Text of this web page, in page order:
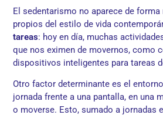
El sedentarismo no aparece de
propios del estilo de vida
tareas: hoy en día, muchas
que nos eximen de movernos, como
dispositivos inteligentes para tareas
Otro factor determinante es el
jornada frente a una pantalla, en una
o moverse. Esto, sumado a jornadas